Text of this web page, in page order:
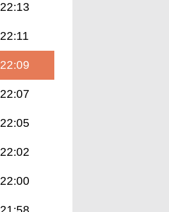
22:13
22:11
22:09
22:07
22:05
22:02
22:00